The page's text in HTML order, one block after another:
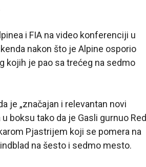
i FIA na video konferenciji u
nakon što je Alpine osporio
kojih je pao sa trećeg na sedmo
je „značajan i relevantan novi
boksu tako da je Gasli gurnuo Red
Pjastrijem koji se pomera na
na šesto i sedmo mesto.